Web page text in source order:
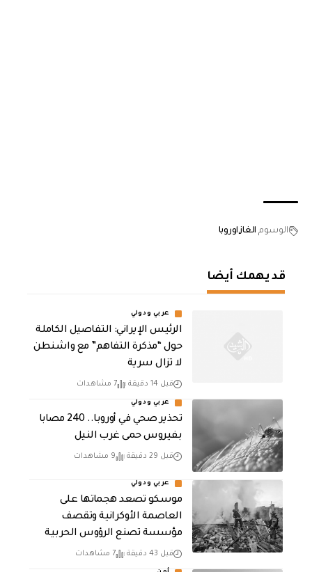
الوسوم الغاز اوروبا
قد يهمك أيضا
عربي ودولي
الرئيس الإيراني: التفاصيل الكاملة
حول “مذكرة التفاهم” مع واشنطن
لا تزال سرية
قبل 14 دقيقة 7 مشاهدات
عربي ودولي
تحذير صحي في أوروبا.. 240 مصابا
بفيروس حمى غرب النيل
قبل 29 دقيقة 9 مشاهدات
عربي ودولي
موسكو تصعد هجماتها على
العاصمة الأوكرانية وتقصف
مؤسسة تصنع الرؤوس الحربية
قبل 43 دقيقة 7 مشاهدات